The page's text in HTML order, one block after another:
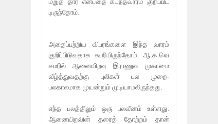
மறுத் தார் என்பதை கடந்தவாரம் குறிப்பிட்
டிருந்தோம்.
அதைப்பற்றிய விபரங்களை இந்த வாரம்
குறிப்பிடுவதாக கூறியிருந்தோம். ஆ.க.வெ
சமரில் ஆனையிறவு இராணுவ முகாமை
வீழ்த்துவதற்கு புலிகள் பல முறை-
பலகாலமாக முயன்றும் முடியாமலிருந்தது.
எந்த பலத்திலும் ஒரு பலவீனம் உள்ளது.
ஆனையிறவின் தரைத் தோற்றம் தான்